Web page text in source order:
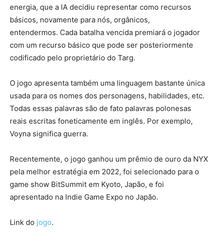
energia, que a IA decidiu representar como recursos
básicos, novamente para nós, orgânicos,
entendermos. Cada batalha vencida premiará o jogador
com um recurso básico que pode ser posteriormente
codificado pelo proprietário do Targ.
O jogo apresenta também uma linguagem bastante única
usada para os nomes dos personagens, habilidades, etc.
Todas essas palavras são de fato palavras polonesas
reais escritas foneticamente em inglês. Por exemplo,
Voyna significa guerra.
Recentemente, o jogo ganhou um prêmio de ouro da NYX
pela melhor estratégia em 2022, foi selecionado para o
game show BitSummit em Kyoto, Japão, e foi
apresentado na Indie Game Expo no Japão.
Link do jogo.